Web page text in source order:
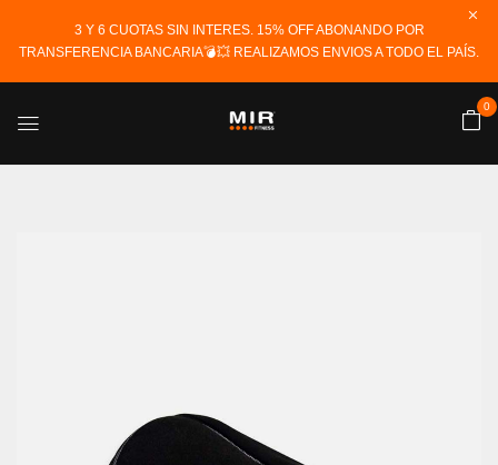
3 Y 6 CUOTAS SIN INTERES. 15% OFF ABONANDO POR
TRANSFERENCIA BANCARIA💣💥 REALIZAMOS ENVIOS A TODO EL PAÍS.
0